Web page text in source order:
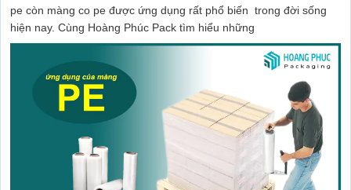
pe còn màng co pe được ứng dụng rất phổ biến trong đời sống
hiện nay. Cùng Hoàng Phúc Pack tìm hiểu những